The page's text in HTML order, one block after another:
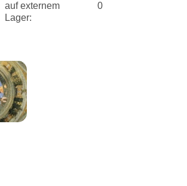
auf externem
Lager:
0